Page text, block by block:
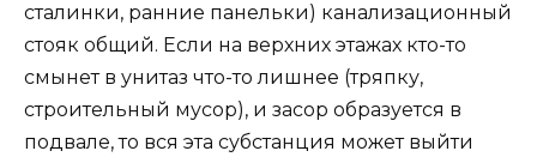
сталинки, ранние панельки) канализационный
стояк общий. Если на верхних этажах кто-то
смынет в унитаз что-то лишнее (тряпку,
строительный мусор), и засор образуется в
подвале, то вся эта субстанция может выйти